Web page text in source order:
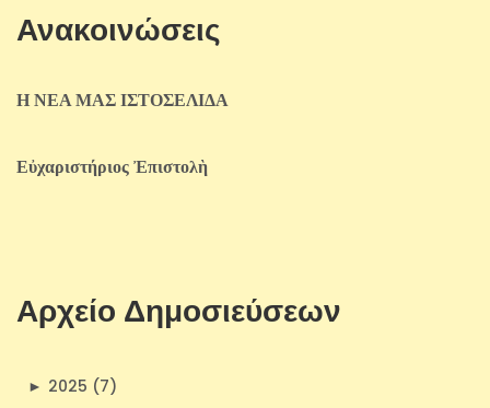
Ανακοινώσεις
Η ΝΕΑ ΜΑΣ ΙΣΤΟΣΕΛΙΔΑ
Εὐχαριστήριος Ἐπιστολὴ
Αρχείο Δημοσιεύσεων
► 2025 (7)